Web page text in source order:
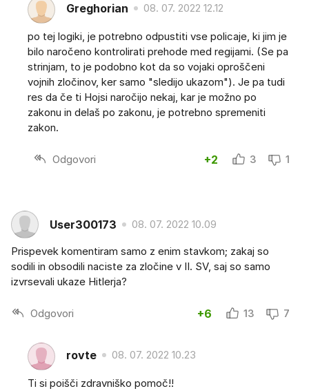
Greghorian 08. 07. 2022 12.12
po tej logiki, je potrebno odpustiti vse policaje, ki jim je
bilo naročeno kontrolirati prehode med regijami. (Se pa
strinjam, to je podobno kot da so vojaki oproščeni
vojnih zločinov, ker samo "sledijo ukazom"). Je pa tudi
res da če ti Hojsi naročijo nekaj, kar je možno po
zakonu in delaš po zakonu, je potrebno spremeniti
zakon.
Odgovori +2 3 1
User300173 08. 07. 2022 10.09
Prispevek komentiram samo z enim stavkom; zakaj so
sodili in obsodili naciste za zločine v II. SV, saj so samo
izvrsevali ukaze Hitlerja?
Odgovori +6 13 7
rovte 08. 07. 2022 10.23
Ti si poišči zdravniško pomoč!!